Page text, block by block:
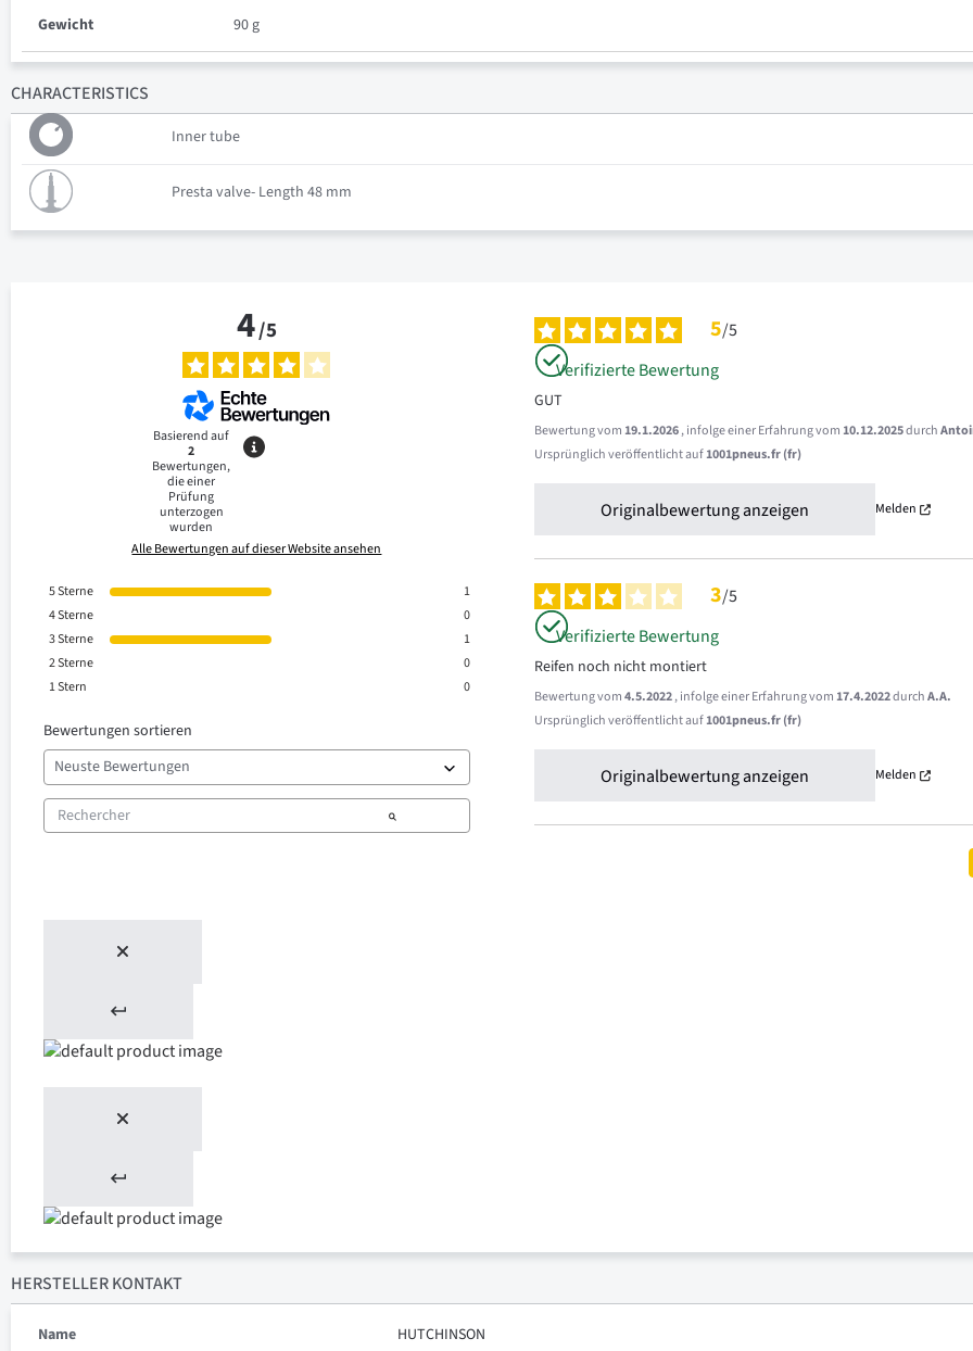
Gewicht 90 g
CHARACTERISTICS
Inner tube
Presta valve- Length 48 mm
4/5
Basierend auf
2
Bewertungen,
die einer
Prüfung
unterzogen
wurden
Alle Bewertungen auf dieser Website ansehen
5Sterne
1
4Sterne
0
3Sterne
1
2Sterne
0
1Stern 0
Bewertungen sortieren
5/5
Verifizierte Bewertung
GUT
Bewertung vom19.1.2026, infolge einer Erfahrung vom10.12.2025durch
Ursprünglich veröffentlicht auf1001pneus.fr (fr)
Originalbewertung anzeigen Melden
3/5
Verifizierte Bewertung
Reifen noch nicht montiert
Bewertung vom4.5.2022, infolge einer Erfahrung vom17.4.2022durchA.A.
Ursprünglich veröffentlicht auf1001pneus.fr (fr)
Originalbewertung anzeigen Melden
HERSTELLER KONTAKT
Name HUTCHINSON